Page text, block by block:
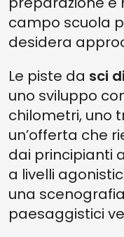
campo scuola
desidera
Le piste da sci
uno sviluppo
chilometri, uno
un’offerta che
dai principianti
a livelli
una
paesaggistici